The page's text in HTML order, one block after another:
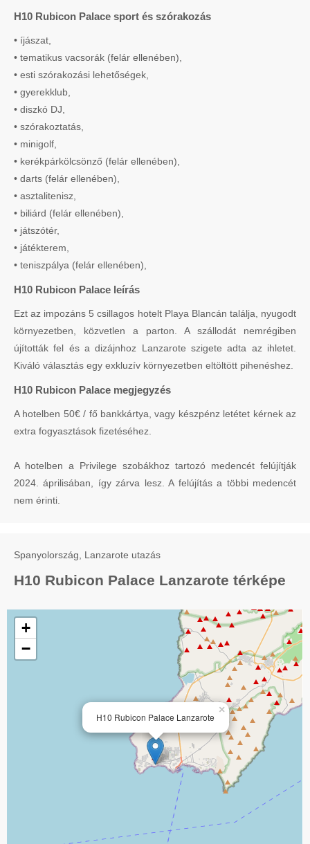
H10 Rubicon Palace sport és szórakozás
• íjászat,
• tematikus vacsorák (felár ellenében),
• esti szórakozási lehetőségek,
• gyerekklub,
• diszkó DJ,
• szórakoztatás,
• minigolf,
• kerékpárkölcsönző (felár ellenében),
• darts (felár ellenében),
• asztalitenisz,
• biliárd (felár ellenében),
• játszótér,
• játékterem,
• teniszpálya (felár ellenében),
H10 Rubicon Palace leírás
Ezt az impozáns 5 csillagos hotelt Playa Blancán találja, nyugodt
környezetben, közvetlen a parton. A szállodát nemrégiben
újították fel és a dizájnhoz Lanzarote szigete adta az ihletet.
Kiváló választás egy exkluzív környezetben eltöltött pihenéshez.
H10 Rubicon Palace megjegyzés
A hotelben 50€ / fő bankkártya, vagy készpénz letétet kérnek az
extra fogyasztások fizetéséhez.
A hotelben a Privilege szobákhoz tartozó medencét felújítják
2024. áprilisában, így zárva lesz. A felújítás a többi medencét
nem érinti.
Spanyolország, Lanzarote utazás
H10 Rubicon Palace Lanzarote térképe
H10 Rubicon Palace Lanzarote
×
+
−